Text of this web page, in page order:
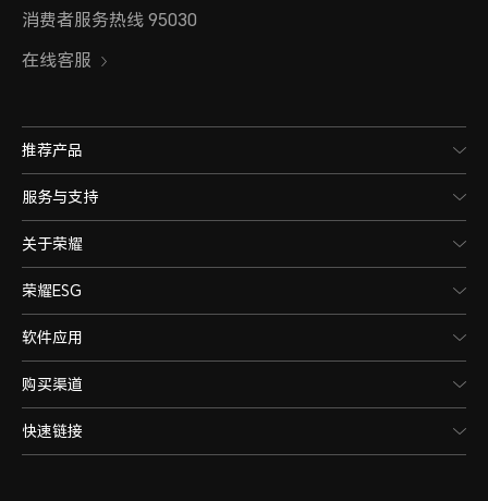
消费者服务热线 95030
在线客服
推荐产品
服务与支持
关于荣耀
荣耀ESG
软件应用
购买渠道
快速链接